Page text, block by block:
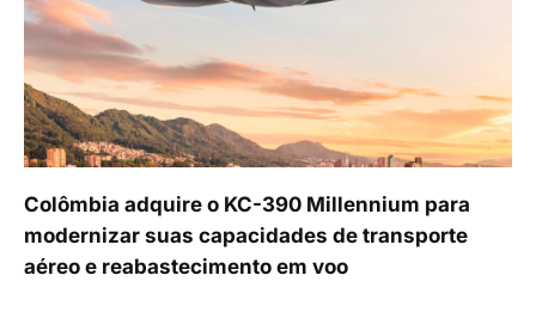
Colômbia adquire o KC-390 Millennium para
modernizar suas capacidades de transporte
aéreo e reabastecimento em voo